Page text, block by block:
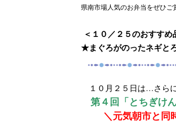
県南市場人気のお弁当をぜひご
＜１０／２５のおすすめ
★まぐろがのったネギと
１０ 月２５日は…さら
第４回 「とちぎけ
＼元気朝市と同